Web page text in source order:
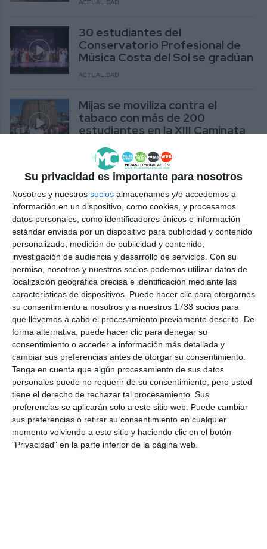
Su privacidad es importante para nosotros
Nosotros y nuestros socios almacenamos y/o accedemos a
información en un dispositivo, como cookies, y procesamos
datos personales, como identificadores únicos e información
estándar enviada por un dispositivo para publicidad y contenido
personalizado, medición de publicidad y contenido,
investigación de audiencia y desarrollo de servicios. Con su
permiso, nosotros y nuestros socios podemos utilizar datos de
localización geográfica precisa e identificación mediante las
características de dispositivos. Puede hacer clic para otorgarnos
su consentimiento a nosotros y a nuestros 1733 socios para
que llevemos a cabo el procesamiento previamente descrito. De
forma alternativa, puede hacer clic para denegar su
consentimiento o acceder a información más detallada y
cambiar sus preferencias antes de otorgar su consentimiento.
Tenga en cuenta que algún procesamiento de sus datos
personales puede no requerir de su consentimiento, pero usted
tiene el derecho de rechazar tal procesamiento. Sus
preferencias se aplicarán solo a este sitio web. Puede cambiar
sus preferencias o retirar su consentimiento en cualquier
momento volviendo a este sitio y haciendo clic en el botón
"Privacidad" en la parte inferior de la página web.
ACTUALIDAD
30 estudiantes del
Conservatorio Profesional de
Música Costa del Sol se gradúan
ACTUALIDAD
Mijas se moviliza contra el
tabaco con más de 200
estudiantes en la XIII Caminata
ACTUALIDAD
Mijas conmemorará el Día contra
el Tabaco con dos caminatas
para estudiantes
ACTUALIDAD
Cerca de 300 estudiantes
participan en el certamen ‘Érase
una vez… en Mijas’
CULTURA
Las firmas de Hitler, Churchill o
Roosevelt a examen con
estudiantes mijeños de testigos
A group of French children take
part in an educational exchange
programme in Mijas
ACTUALIDAD